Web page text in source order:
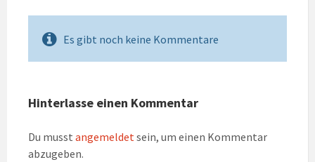
Es gibt noch keine Kommentare
Hinterlasse einen Kommentar
Du musst angemeldet sein, um einen Kommentar
abzugeben.